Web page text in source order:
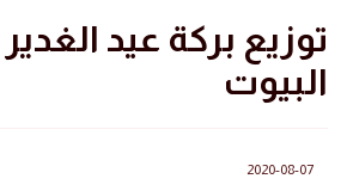
توزيع بركة عيد
البيوت
2020-08-07